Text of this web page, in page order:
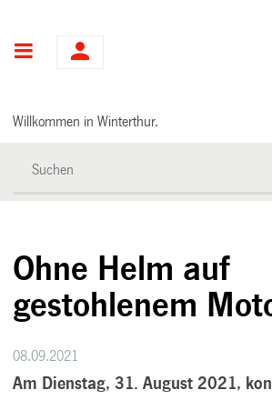
Hauptnavigation
Willkommen in Winterthur.
Ohne Helm auf
gestohlenem
08.09.2021
Am Dienstag, 31. August 2021,